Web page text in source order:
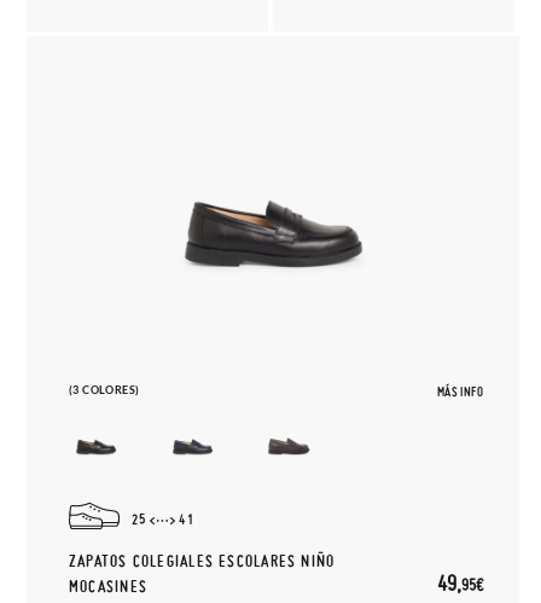
(3 COLORES) MÁS INFO
25 41
ZAPATOS COLEGIALES ESCOLARES NIÑO
MOCASINES
49,95€